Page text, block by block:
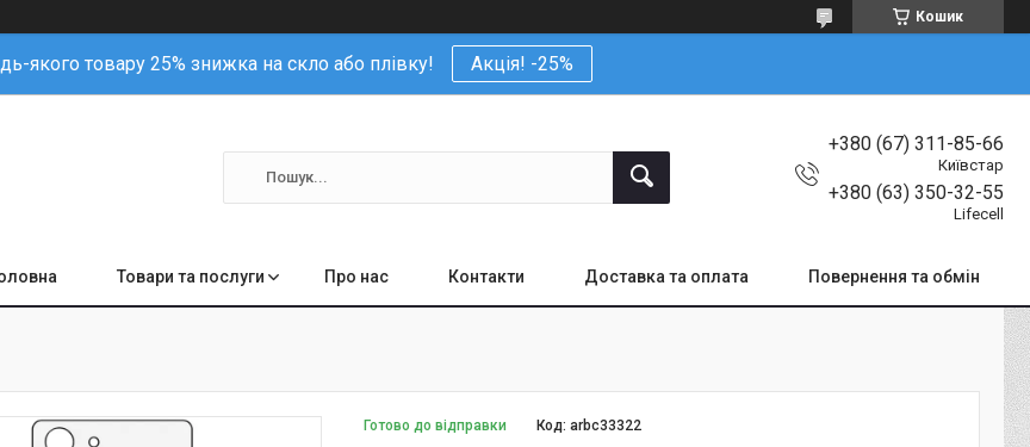
Кошик
якого товару 25% знижка на скло або плівку! Акція! -25%
+380 (67) 311-85-66
Київстар
+380 (63) 350-32-55
Lifecell
Товари та послуги Про нас Контакти Доставка та оплата Повернення та обмін
Готово до відправки Код:arbc33322